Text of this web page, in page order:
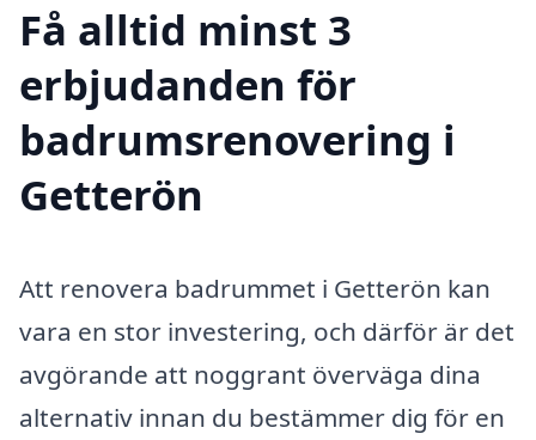
Få alltid minst 3
erbjudanden för
badrumsrenovering i
Getterön
Att renovera badrummet i Getterön kan
vara en stor investering, och därför är det
avgörande att noggrant överväga dina
alternativ innan du bestämmer dig för en